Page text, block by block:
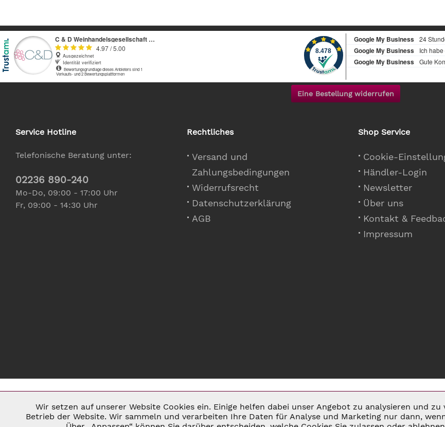
Eine Bestellung widerrufen
Service Hotline
Telefonische Beratung unter:
02236 890-240
Mo-Do, 09:00 - 17:00 Uhr
Fr, 09:00 - 14:30 Uhr
Rechtliches
Versand und
Zahlungsbedingungen
Widerrufsrecht
Datenschutzerklärung
AGB
Shop Service
Cookie-
Händler-Login
Newsletter
Über uns
Kontakt &
Impressum
Notwendig
Wir setzen auf unserer Website Cookies ein. Einige helfen dabei unser Angebot zu analysieren und
Betrieb der Website. Wir sammeln und verarbeiten Ihre Daten für Analyse und Marketing nur dann,